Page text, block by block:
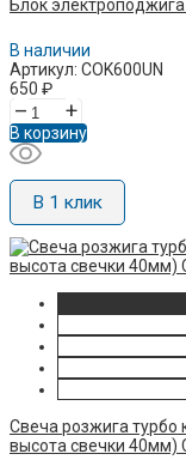
Блок
В наличии
Артикул: COK600UN
650 ₽
– +
В корзину
В 1 клик
Свеча розжига турбо
высота свечки 40мм)